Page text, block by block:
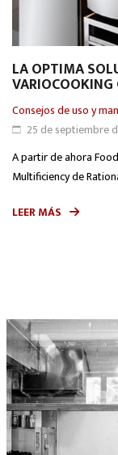
LA OPTIMA
VARIOCOOKING
Consejos de uso y
25 de septiembre
A partir de ahora
Multificiency de
LEER MÁS